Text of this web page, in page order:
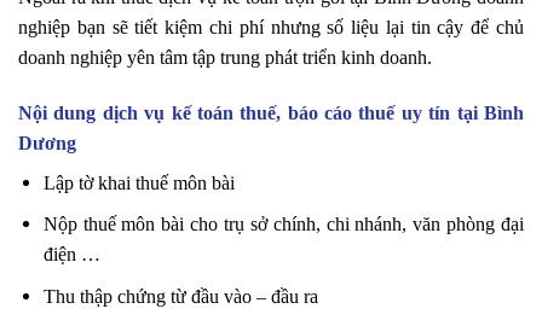
nghiệp bạn sẽ tiết kiệm chi phí nhưng số liệu lại tin cậy để chủ
doanh nghiệp yên tâm tập trung phát triển kinh doanh.
Nội dung dịch vụ kế toán thuế, báo cáo thuế uy tín tại Bình
Dương
Lập tờ khai thuế môn bài
Nộp thuế môn bài cho trụ sở chính, chi nhánh, văn phòng đại
điện …
Thu thập chứng từ đầu vào – đầu ra